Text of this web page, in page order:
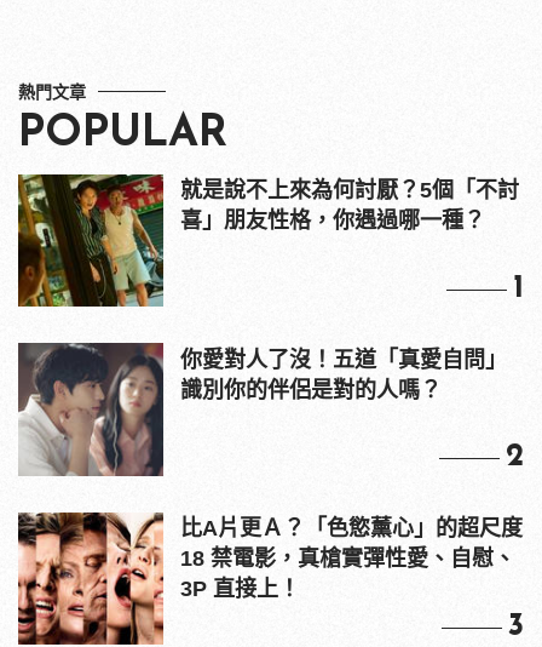
熱門文章
POPULAR
就是說不上來為何討厭？5個「不討
喜」朋友性格，你遇過哪一種？
1
你愛對人了沒！五道「真愛自問」
識別你的伴侶是對的人嗎？
2
比A片更Ａ？「色慾薰心」的超尺度
18 禁電影，真槍實彈性愛、自慰、
3P 直接上！
3